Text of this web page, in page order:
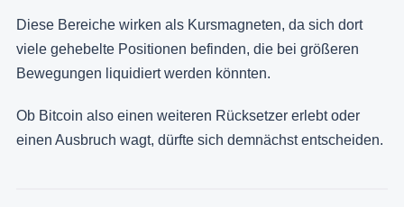
Diese Bereiche wirken als Kursmagneten, da sich dort
viele gehebelte Positionen befinden, die bei größeren
Bewegungen liquidiert werden könnten.
Ob Bitcoin also einen weiteren Rücksetzer erlebt oder
einen Ausbruch wagt, dürfte sich demnächst entscheiden.